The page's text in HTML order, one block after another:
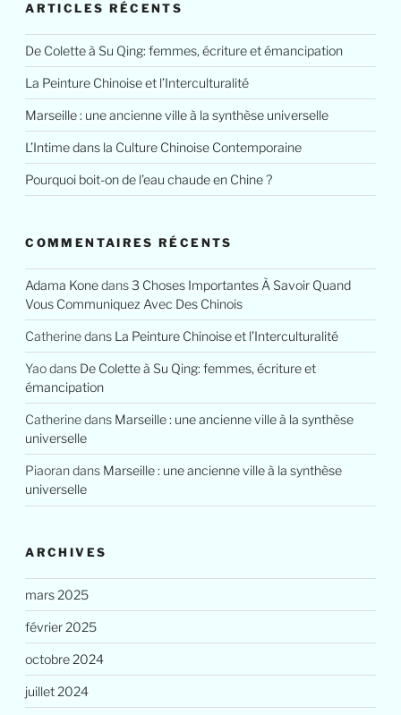
ARTICLES RÉCENTS
De Colette à Su Qing: femmes, écriture et émancipation
La Peinture Chinoise et l’Interculturalité
Marseille : une ancienne ville à la synthèse universelle
L’Intime dans la Culture Chinoise Contemporaine
Pourquoi boit-on de l’eau chaude en Chine ?
COMMENTAIRES RÉCENTS
Adama Konedans3 Choses Importantes À Savoir Quand
Vous Communiquez Avec Des Chinois
Catherinedans La Peinture Chinoise et l’Interculturalité
Yaodans De Colette à Su Qing: femmes, écriture et
émancipation
Catherinedans Marseille : une ancienne ville à la synthèse
universelle
Piaorandans Marseille : une ancienne ville à la synthèse
universelle
ARCHIVES
mars 2025
février 2025
octobre 2024
juillet 2024